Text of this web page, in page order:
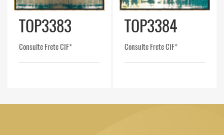
TOP3383
Consulte Frete CIF*
TOP3384
Consulte Frete CIF*